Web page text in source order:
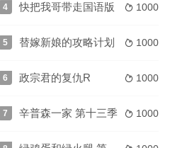
4  1000
快把我哥带走国语版
5  1000
替嫁新娘的攻略计划
6  1000
政宗君的复仇R
7  1000
辛普森一家 第十三季